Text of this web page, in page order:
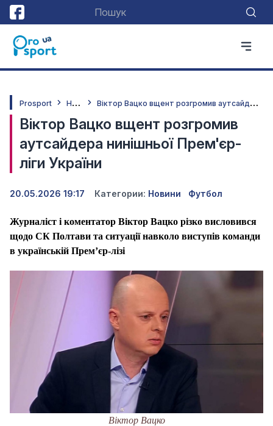
Prosport Н
овини В
іктор Вацко вщент розгромив аутсайдера нинішньої Прем'єр-ліги України
Віктор Вацко вщент розгромив
аутсайдера нинішньої Прем'єр-
ліги України
20.05.2026 19:17 Категории: Новини Футбол
Журналіст і коментатор Віктор Вацко різко висловився
щодо СК Полтави та ситуації навколо виступів команди
в українській Премʼєр-лізі
Віктор Вацко